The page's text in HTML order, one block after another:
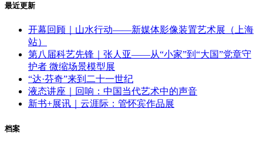
最近更新
开幕回顾｜山水行动——新媒体影像装置艺术展（上海
站）
第八届科艺先锋｜张人亚——从“小家”到“大国”党章守
护者 微缩场景模型展
“达·芬奇”来到二十一世纪
液态讲座｜回响：中国当代艺术中的声音
新书+展讯｜云涯际：管怀宾作品展
档案